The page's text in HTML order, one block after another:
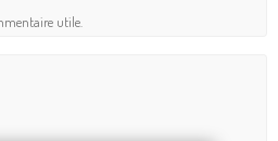
utile.